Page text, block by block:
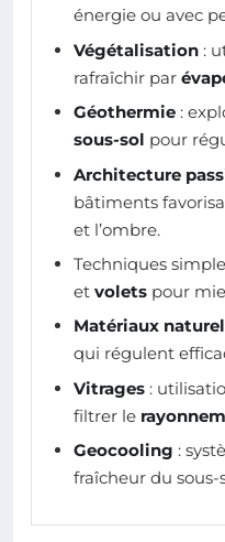
énergie ou avec
Végétalisation :
rafraîchir par
Géothermie :
sous-sol pour
Architecture
bâtiments
et l’ombre.
Techniques
et volets pour
Matériaux
qui régulent
Vitrages :
filtrer le
Geocooling :
fraîcheur du sous-